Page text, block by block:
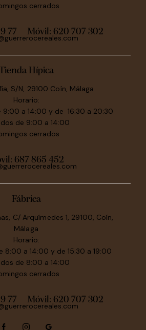
cerrados
77 Móvil: 620 707 302
Hípica
S/N, 29100 Coín, Málaga
Horario:
9:00 a 14:00 y de 16:30 a 20:30
de 9:00 a 14:00
cerrados
687 865 452
Fábrica
C/ Arquímedes 1, 29100, Coín,
Málaga
Horario:
8:00 a 14:00 y de 15:30 a 19:00
de 8:00 a 14:00
cerrados
77 Móvil: 620 707 302